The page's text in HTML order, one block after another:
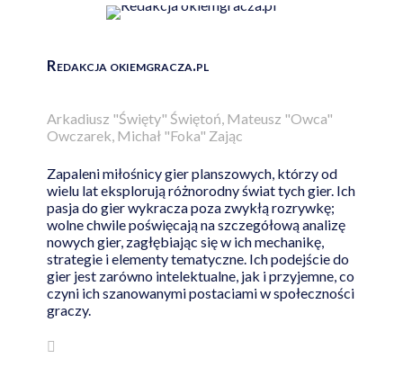
Redakcja okiemgracza.pl
Arkadiusz "Święty" Świętoń, Mateusz "Owca"
Owczarek, Michał "Foka" Zając
Zapaleni miłośnicy gier planszowych, którzy od
wielu lat eksplorują różnorodny świat tych gier. Ich
pasja do gier wykracza poza zwykłą rozrywkę;
wolne chwile poświęcają na szczegółową analizę
nowych gier, zagłębiając się w ich mechanikę,
strategie i elementy tematyczne. Ich podejście do
gier jest zarówno intelektualne, jak i przyjemne, co
czyni ich szanowanymi postaciami w społeczności
graczy.